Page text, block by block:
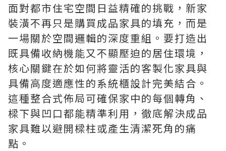
面對都市住宅空間日益精確的挑戰，新家
裝潢不再只是購買成品家具的填充，而是
一場關於空間邏輯的深度重組。要打造出
既具備收納機能又不顯壓迫的居住環境，
核心關鍵在於如何將靈活的客製化家具與
具備高度適應性的系統櫃設計完美結合。
這種整合式佈局可確保家中的每個轉角、
樑下與凹口都能精準利用，徹底解決成品
家具難以避開樑柱或產生清潔死角的痛
點。